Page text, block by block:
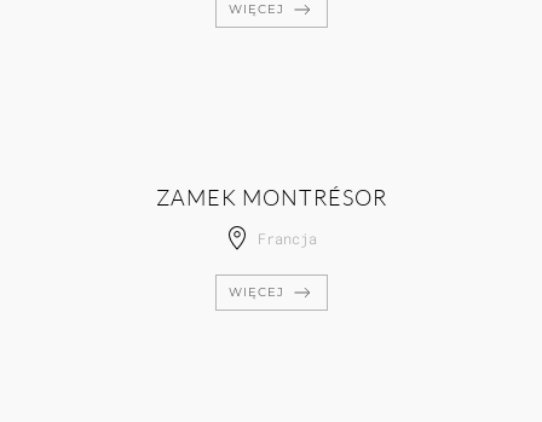
WIĘCEJ
ZAMEK MONTRÉSOR
Francja
WIĘCEJ